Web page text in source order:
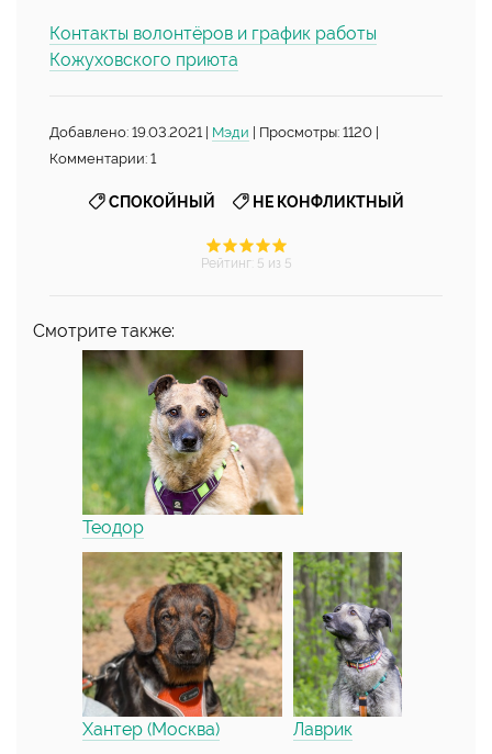
Контакты волонтёров и график работы
Кожуховского приюта
Добавлено: 19.03.2021 | Мэди | Просмотры: 1120 |
Комментарии: 1
СПОКОЙНЫЙ НЕ КОНФЛИКТНЫЙ
Рейтинг: 5 из 5
Смотрите также:
Теодор
Хантер (Москва) Лаврик